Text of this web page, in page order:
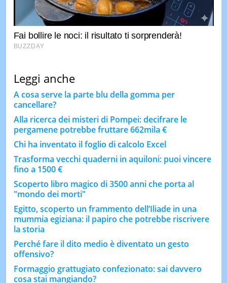
Leggi anche
A cosa serve la parte blu della gomma per
cancellare?
Alla ricerca dei misteri di Pompei: decifrare le
pergamene potrebbe fruttare 662mila €
Chi ha inventato il foglio di calcolo Excel
Trasforma vecchi quaderni in aquiloni: puoi vincere
fino a 1500 €
Scoperto libro magico di 3500 anni che porta al
"mondo dei morti"
Egitto, scoperto un frammento dell’Iliade in una
mummia egiziana: il papiro che potrebbe riscrivere
la storia
Perché fare il dito medio è diventato un gesto
offensivo?
Formaggio grattugiato confezionato: sai davvero
cosa stai mangiando?